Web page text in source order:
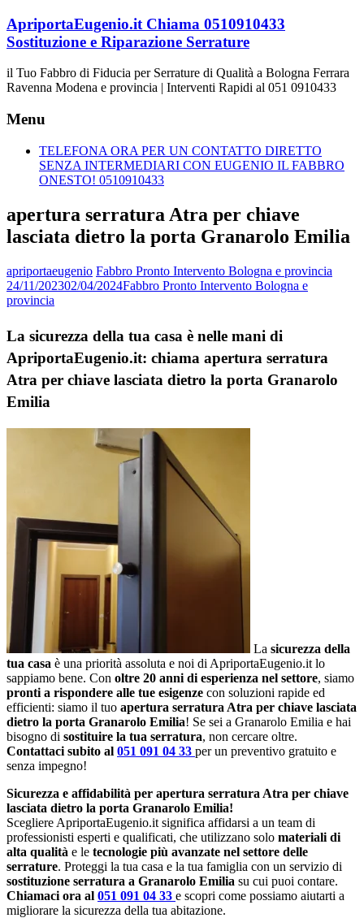
Vai
al
contenuto
ApriportaEugenio.it Chiama 0510910433
Sostituzione e Riparazione Serrature
il Tuo Fabbro di Fiducia per Serrature di Qualità a Bologna Ferrara
Ravenna Modena e provincia | Interventi Rapidi al 051 0910433
Menu
TELEFONA ORA PER UN CONTATTO DIRETTO
SENZA INTERMEDIARI CON EUGENIO IL FABBRO
ONESTO! 0510910433
apertura serratura Atra per chiave
lasciata dietro la porta Granarolo Emilia
apriportaeugenio Fabbro Pronto Intervento Bologna e provincia
24/11/202302/04/2024Fabbro Pronto Intervento Bologna e
provincia
La sicurezza della tua casa è nelle mani di
ApriportaEugenio.it: chiama apertura serratura
Atra per chiave lasciata dietro la porta Granarolo
Emilia
La sicurezza della
tua casa è una priorità assoluta e noi di ApriportaEugenio.it lo
sappiamo bene. Con oltre 20 anni di esperienza nel settore, siamo
pronti a rispondere alle tue esigenze con soluzioni rapide ed
efficienti: siamo il tuo apertura serratura Atra per chiave lasciata
dietro la porta Granarolo Emilia! Se sei a Granarolo Emilia e hai
bisogno di sostituire la tua serratura, non cercare oltre.
Contattaci subito al 051 091 04 33 per un preventivo gratuito e
senza impegno!
Sicurezza e affidabilità per apertura serratura Atra per chiave
lasciata dietro la porta Granarolo Emilia!
Scegliere ApriportaEugenio.it significa affidarsi a un team di
professionisti esperti e qualificati, che utilizzano solo materiali di
alta qualità e le tecnologie più avanzate nel settore delle
serrature. Proteggi la tua casa e la tua famiglia con un servizio di
sostituzione serratura a Granarolo Emilia su cui puoi contare.
Chiamaci ora al 051 091 04 33 e scopri come possiamo aiutarti a
migliorare la sicurezza della tua abitazione.